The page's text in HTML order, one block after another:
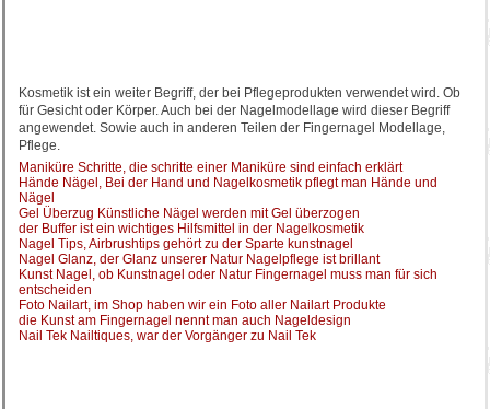
Kosmetik ist ein weiter Begriff, der bei Pflegeprodukten verwendet wird. Ob
für Gesicht oder Körper. Auch bei der Nagelmodellage wird dieser Begriff
angewendet. Sowie auch in anderen Teilen der Fingernagel Modellage,
Pflege.
Maniküre Schritte, die schritte einer Maniküre sind einfach erklärt
Hände Nägel, Bei der Hand und Nagelkosmetik pflegt man Hände und
Nägel
Gel Überzug Künstliche Nägel werden mit Gel überzogen
der Buffer ist ein wichtiges Hilfsmittel in der Nagelkosmetik
Nagel Tips, Airbrushtips gehört zu der Sparte kunstnagel
Nagel Glanz, der Glanz unserer Natur Nagelpflege ist brillant
Kunst Nagel, ob Kunstnagel oder Natur Fingernagel muss man für sich
entscheiden
Foto Nailart, im Shop haben wir ein Foto aller Nailart Produkte
die Kunst am Fingernagel nennt man auch Nageldesign
Nail Tek Nailtiques, war der Vorgänger zu Nail Tek